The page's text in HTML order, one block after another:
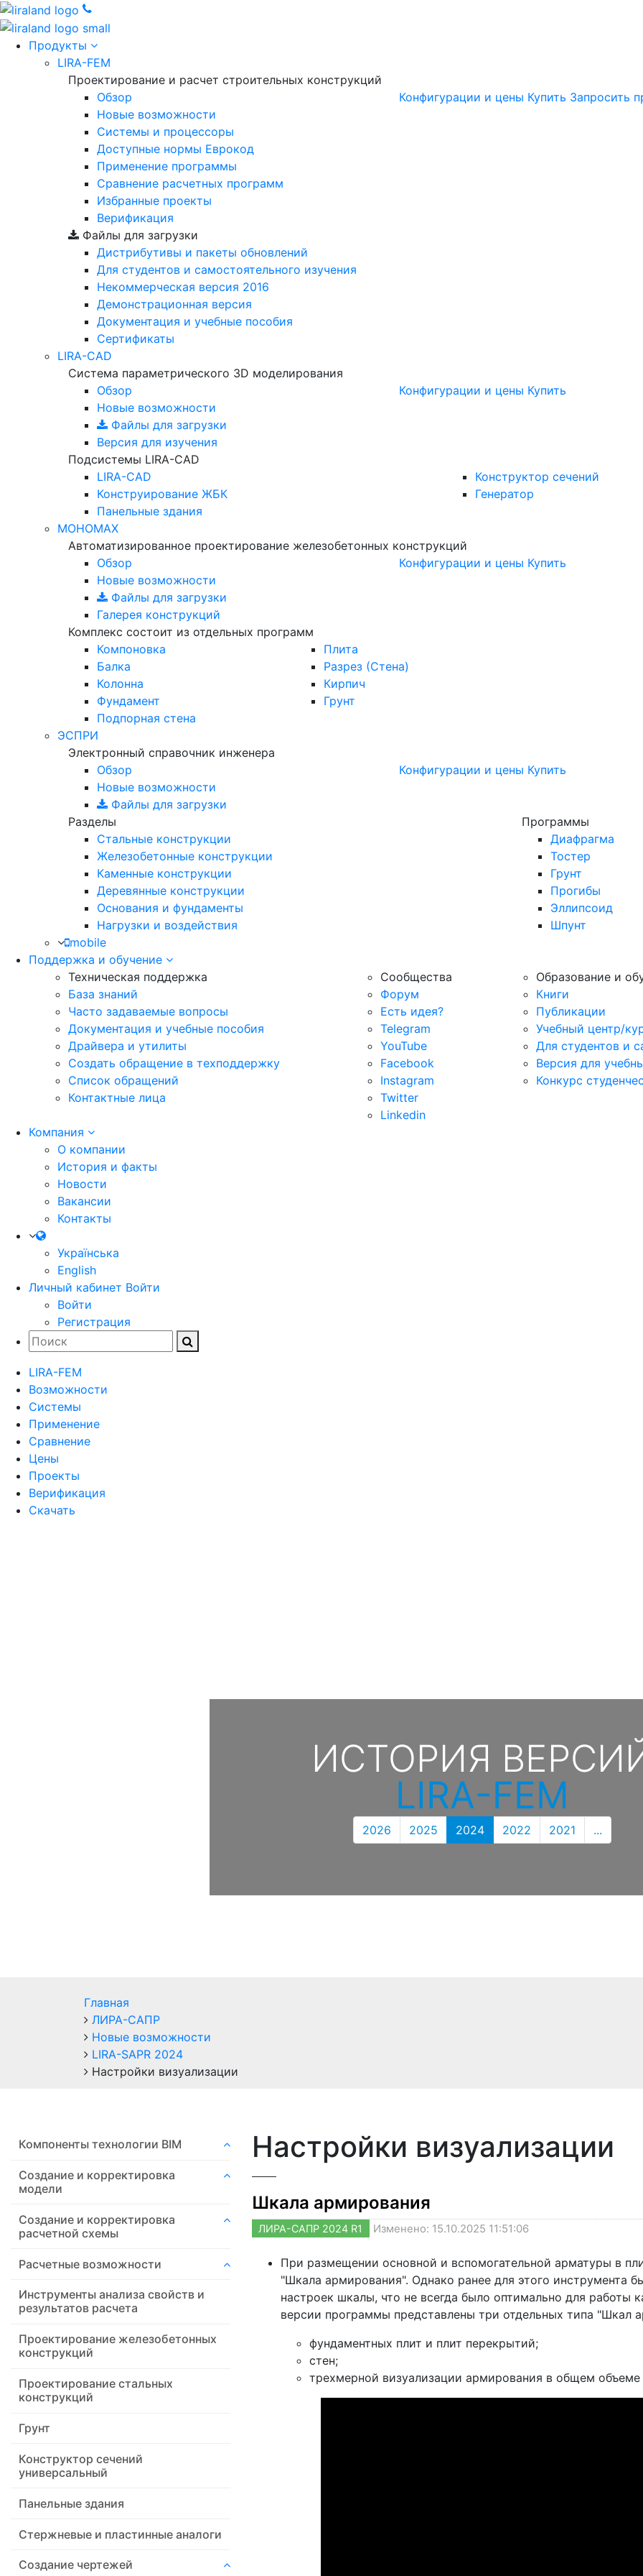
Продукты
LIRA-FEM
Проектирование и расчет строительных конструкций
Обзор
Новые возможности
Cистемы и процессоры
Доступные нормы Еврокод
Применение программы
Сравнение расчетных программ
Избранные проекты
Верификация
Конфигурации и цены Купить Запросить
Файлы для загрузки
Дистрибутивы и пакеты обновлений
Для студентов и самостоятельного изучения
Некоммерческая версия 2016
Демонстрационная версия
Документация и учебные пособия
Сертификаты
LIRA-CAD
Система параметрического 3D моделирования
Обзор
Новые возможности
Файлы для загрузки
Версия для изучения
Конфигурации и цены Купить
Подсистемы LIRA-CAD
LIRA-CAD
Конструирование ЖБК
Панельные здания
Конструктор сечений
Генератор
МОНОМАХ
Автоматизированное проектирование железобетонных конструкций
Обзор
Новые возможности
Файлы для загрузки
Галерея конструкций
Конфигурации и цены Купить
Комплекс состоит из отдельных программ
Компоновка
Балка
Колонна
Фундамент
Подпорная стена
Плита
Разрез (Стена)
Кирпич
Грунт
ЭСПРИ
Электронный справочник инженера
Обзор
Новые возможности
Файлы для загрузки
Конфигурации и цены Купить
Разделы
Программы
Стальные конструкции
Железобетонные конструкции
Каменные конструкции
Деревянные конструкции
Основания и фундаменты
Нагрузки и воздействия
Диафрагма
Тостер
Грунт
Прогибы
Эллипсоид
Шпунт
mobile
Поддержка и обучение
Техническая поддержка
База знаний
Часто задаваемые вопросы
Документация и учебные пособия
Драйвера и утилиты
Создать обращение в техподдержку
Список обращений
Контактные лица
Сообщества
Форум
Есть идея?
Telegram
YouTube
Facebook
Instagram
Twitter
Linkedin
Образование и
Книги
Публикации
Учебный центр/
Для студентов и
Версия для
Конкурс
Компания
О компании
История и факты
Новости
Вакансии
Контакты
Українська
English
Личный кабинет Войти
Войти
Регистрация
LIRA-FEM
Возможности
Cистемы
Применение
Сравнение
Цены
Проекты
Верификация
Скачать
ИСТОРИЯ
LIRA-FEM
2026 2025 2024 2022 2021 ...
Главная
ЛИРА-САПР
Новые возможности
LIRA-SAPR 2024
Настройки визуализации
Компоненты технологии ВIM
Создание и корректировка
модели
Создание и корректировка
расчетной схемы
Расчетные возможности
Инструменты анализа свойств и
результатов расчета
Проектирование железобетонных
конструкций
Проектирование стальных
конструкций
Грунт
Конструктор сечений
универсальный
Панельные здания
Стержневые и пластинные аналоги
Создание чертежей
Настройки визуализации
Шкала армирования
ЛИРА-САПР 2024 R1 Изменено: 15.10.2025 11:51:06
При размещении основной и вспомогательной арматуры в
"Шкала армирования". Однако ранее для этого инструмента
настроек шкалы, что не всегда было оптимально для работы
версии программы представлены три отдельных типа "Шкал
фундаментных плит и плит перекрытий;
стен;
трехмерной визуализации армирования в общем